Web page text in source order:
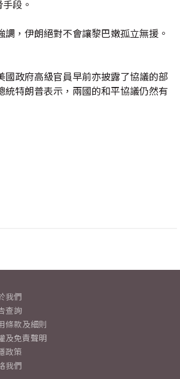
段。
，伊朗絕對不會讓黎巴嫩孤立無援。
政府高級官員早前亦披露了協議的部
特朗普表示，兩國的和平協議仍然有
我們
查詢
條款及細則
及免責聲明
政策
我們